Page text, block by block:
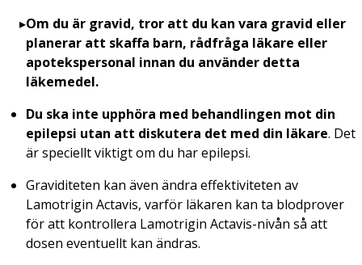
Om du är gravid, tror att du kan vara gravid eller
planerar att skaffa barn, rådfråga läkare eller
apotekspersonal innan du använder detta
läkemedel.
Du ska inte upphöra med behandlingen mot din
epilepsi utan att diskutera det med din läkare. Det
är speciellt viktigt om du har epilepsi.
Graviditeten kan även ändra effektiviteten av
Lamotrigin Actavis, varför läkaren kan ta blodprover
för att kontrollera Lamotrigin Actavis-nivån så att
dosen eventuellt kan ändras.